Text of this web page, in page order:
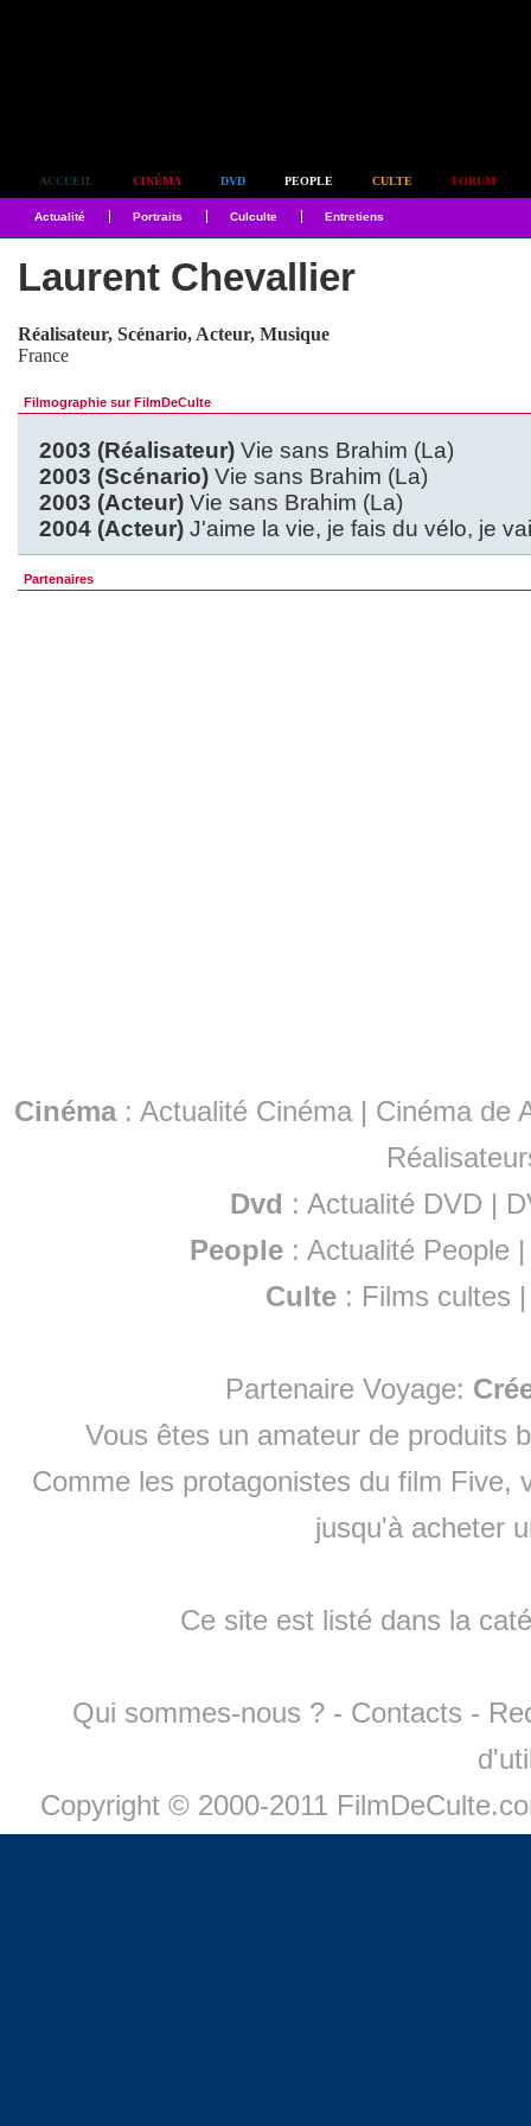
ACCUEIL CINÉMA DVD PEOPLE CULTE FORUM
Actualité Portraits Culculte Entretiens
Laurent Chevallier
Réalisateur, Scénario, Acteur, Musique
France
Filmographie sur FilmDeCulte
2003 (Réalisateur) Vie sans Brahim (La)
2003 (Scénario) Vie sans Brahim (La)
2003 (Acteur) Vie sans Brahim (La)
2004 (Acteur) J'aime la vie, je fais du vélo, je
Partenaires
Cinéma: Actualité Cinéma | Cinéma de
Dvd : Actualité DVD |
People :Actualité People
Culte : Films cultes
Partenaire Voyage:
Vous êtes un amateur de produits
Comme les protagonistes du film Five,
jusqu'à acheter
Ce site est listé dans la
Qui sommes-nous ? - Contacts -
Copyright © 2000-2011